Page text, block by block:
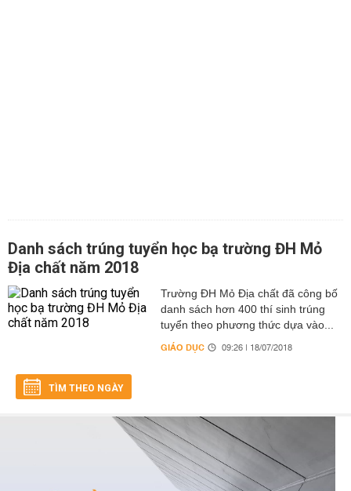
Danh sách trúng tuyển học bạ trường ĐH Mỏ
Địa chất năm 2018
Trường ĐH Mỏ Địa chất đã công bố
danh sách hơn 400 thí sinh trúng
tuyển theo phương thức dựa vào...
GIÁO DỤC 09:26 | 18/07/2018
TÌM THEO NGÀY